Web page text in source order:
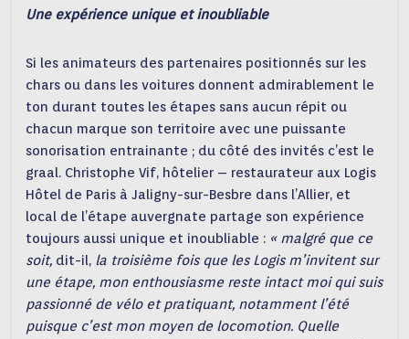
Une expérience unique et inoubliable
Si les animateurs des partenaires positionnés sur les
chars ou dans les voitures donnent admirablement le
ton durant toutes les étapes sans aucun répit ou
chacun marque son territoire avec une puissante
sonorisation entrainante ; du côté des invités c’est le
graal. Christophe Vif, hôtelier – restaurateur aux Logis
Hôtel de Paris à Jaligny-sur-Besbre dans l’Allier, et
local de l’étape auvergnate partage son expérience
toujours aussi unique et inoubliable : « malgré que ce
soit, dit-il, la troisième fois que les Logis m’invitent sur
une étape, mon enthousiasme reste intact moi qui suis
passionné de vélo et pratiquant, notamment l’été
puisque c’est mon moyen de locomotion. Quelle